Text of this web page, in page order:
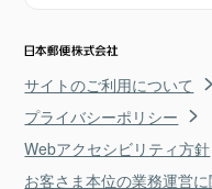
サイトのご利用について
プライバシーポリシー
Webアクセシビリティ方針
お客さま本位の業務運営